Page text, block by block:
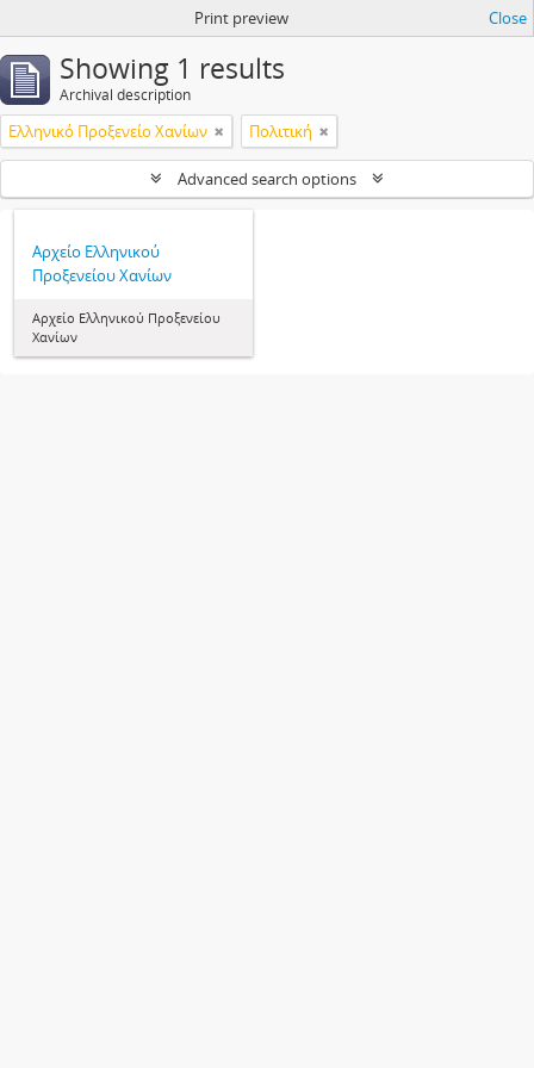
Print preview Close
Showing 1 results
Archival description
Ελληνικό Προξενείο Χανίων Πολιτική
Advanced search options
Αρχείο Ελληνικού
Προξενείου Χανίων
Αρχείο Ελληνικού Προξενείου
Χανίων